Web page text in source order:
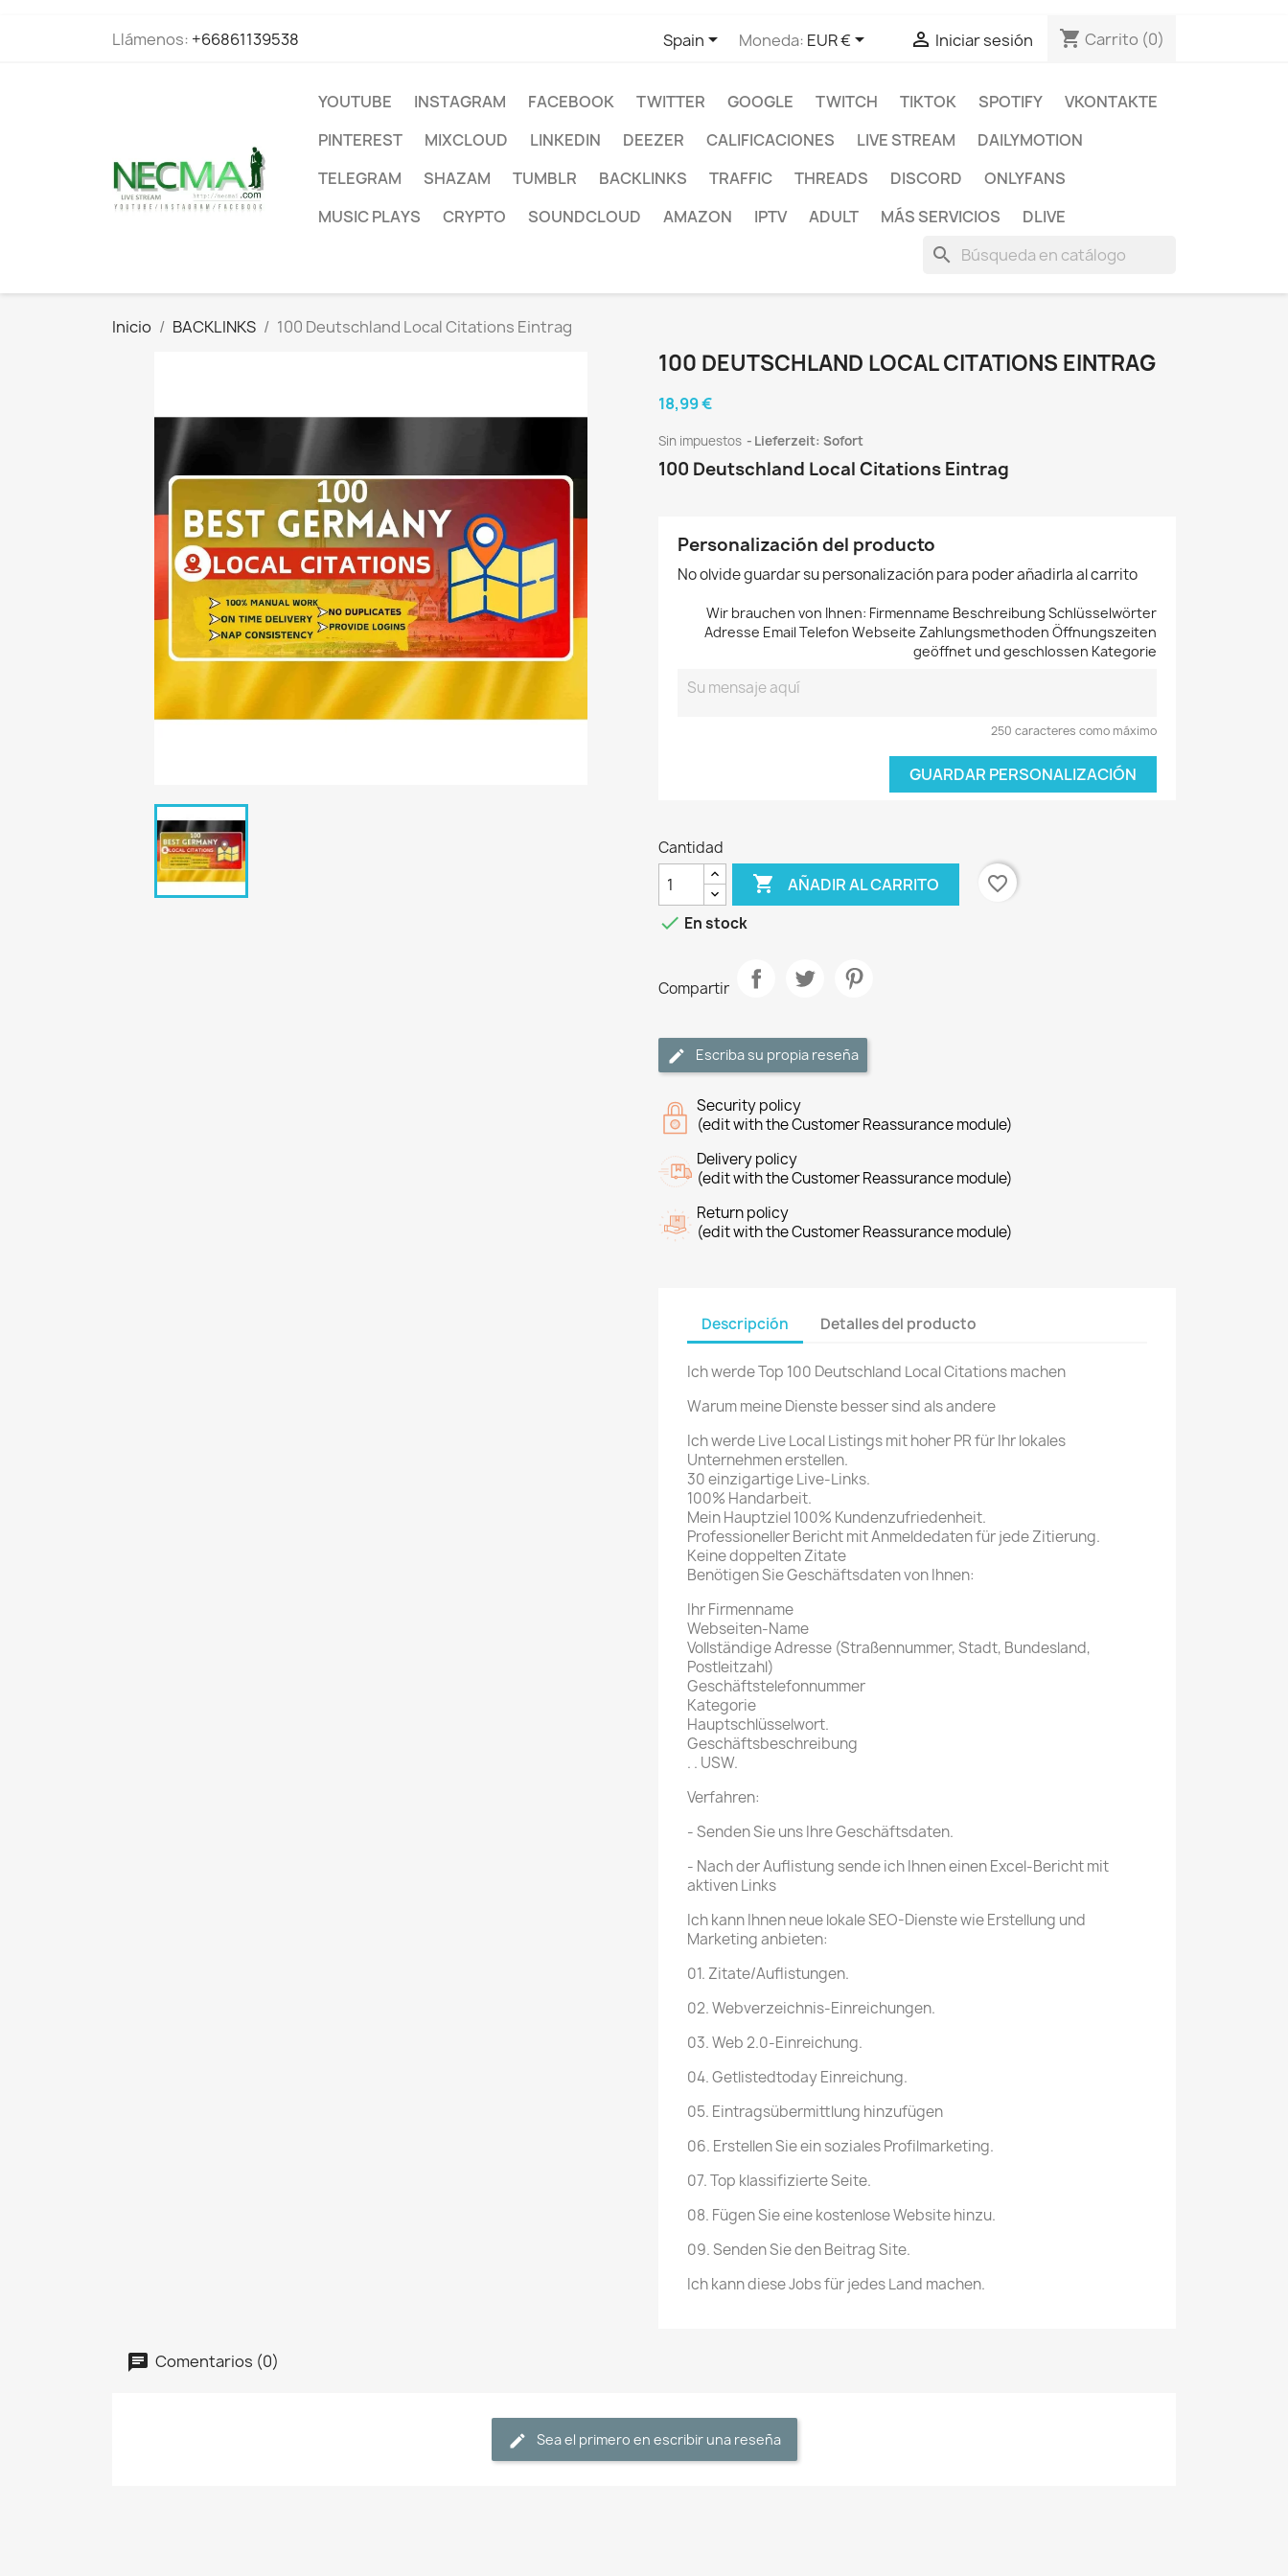
Llámenos: +66861139538 Spain Moneda: EUR €  Iniciar sesión shopping_cart Carrito (0)
YOUTUBE INSTAGRAM FACEBOOK TWITTER GOOGLE TWITCH TIKTOK SPOTIFY
VKONTAKTE
PINTEREST
MIXCLOUD LINKEDIN DEEZER CALIFICACIONES LIVE STREAM
DAILYMOTION
TELEGRAM
SHAZAM TUMBLR BACKLINKS TRAFFIC THREADS DISCORD
ONLYFANS
MUSIC PLAYS
CRYPTO SOUNDCLOUD AMAZON IPTV ADULT MÁS SERVICIOS DLIVE
search
Inicio BACKLINKS 100 Deutschland Local Citations Eintrag
100 DEUTSCHLAND LOCAL CITATIONS EINTRAG
18,99 €
Sin impuestos Lieferzeit: Sofort
100 Deutschland Local Citations Eintrag
Personalización del producto
No olvide guardar su personalización para poder añadirla al carrito
Wir brauchen von Ihnen: Firmenname Beschreibung Schlüsselwörter
Adresse Email Telefon Webseite Zahlungsmethoden Öffnungszeiten
geöffnet und geschlossen Kategorie
250 caracteres como máximo
GUARDAR PERSONALIZACIÓN
Cantidad
 AÑADIR AL CARRITO
favorite_border
 En stock
Compartir
Escriba su propia reseña
Security policy
(edit with the Customer Reassurance module)
Delivery policy
(edit with the Customer Reassurance module)
Return policy
(edit with the Customer Reassurance module)
Descripción Detalles del producto
Ich werde Top 100 Deutschland Local Citations machen
Warum meine Dienste besser sind als andere
Ich werde Live Local Listings mit hoher PR für Ihr lokales
Unternehmen erstellen.
30 einzigartige Live-Links.
100% Handarbeit.
Mein Hauptziel 100% Kundenzufriedenheit.
Professioneller Bericht mit Anmeldedaten für jede Zitierung.
Keine doppelten Zitate
Benötigen Sie Geschäftsdaten von Ihnen:
Ihr Firmenname
Webseiten-Name
Vollständige Adresse (Straßennummer, Stadt, Bundesland,
Postleitzahl)
Geschäftstelefonnummer
Kategorie
Hauptschlüsselwort.
Geschäftsbeschreibung
. . USW.
Verfahren:
- Senden Sie uns Ihre Geschäftsdaten.
- Nach der Auflistung sende ich Ihnen einen Excel-Bericht mit
aktiven Links
Ich kann Ihnen neue lokale SEO-Dienste wie Erstellung und
Marketing anbieten:
01. Zitate/Auflistungen.
02. Webverzeichnis-Einreichungen.
03. Web 2.0-Einreichung.
04. Getlistedtoday Einreichung.
05. Eintragsübermittlung hinzufügen
06. Erstellen Sie ein soziales Profilmarketing.
07. Top klassifizierte Seite.
08. Fügen Sie eine kostenlose Website hinzu.
09. Senden Sie den Beitrag Site.
Ich kann diese Jobs für jedes Land machen.
Comentarios (0)
Sea el primero en escribir una reseña